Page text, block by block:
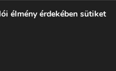
élmény érdekében sütiket